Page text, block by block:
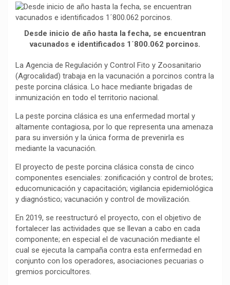
c
e
b
o
o
k
a
t
s
A
p
p
l
e
g
r
a
m
p
y
L
i
n
k
m
p
a
r
t
i
r
Desde inicio de año hasta la fecha, se encuentran
vacunados e identificados 1´800.062 porcinos.
La Agencia de Regulación y Control Fito y Zoosanitario
(Agrocalidad) trabaja en la vacunación a porcinos contra la
peste porcina clásica. Lo hace mediante brigadas de
inmunización en todo el territorio nacional.
La peste porcina clásica es una enfermedad mortal y
altamente contagiosa, por lo que representa una amenaza
para su inversión y la única forma de prevenirla es
mediante la vacunación.
El proyecto de peste porcina clásica consta de cinco
componentes esenciales: zonificación y control de brotes;
educomunicación y capacitación; vigilancia epidemiológica
y diagnóstico; vacunación y control de movilización.
En 2019, se reestructuró el proyecto, con el objetivo de
fortalecer las actividades que se llevan a cabo en cada
componente; en especial el de vacunación mediante el
cual se ejecuta la campaña contra esta enfermedad en
conjunto con los operadores, asociaciones pecuarias o
gremios porcicultores.